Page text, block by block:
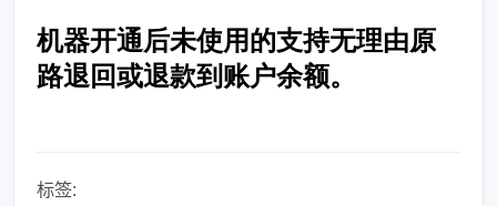
标签: